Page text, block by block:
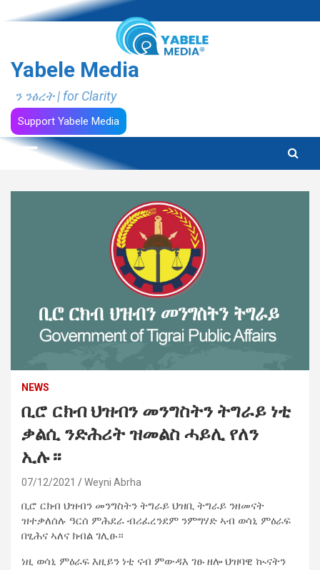
to
Yabele Media
ን ንፅረት | for Clarity
Support Yabele Media
NEWS
ቢሮ ርክብ ህዝብን መንግስትን ትግራይ ነቲ
ቃልሲ ንድሕሪት ዝመልስ ሓይሊ የለን
ኢሉ።
07/12/2021 Weyni Abrha
ቢሮ ርክብ ህዝብን መንግስትን ትግራይ ህዝቢ ትግራይ ንዘመናት
ዝተቃለሰሉ ዓርሰ ምሕደራ ብሪፈረንደም ንምግሃድ ኣብ ወሳኒ ምዕራፍ
በፂሕና ኣለና ክብል ገሊፁ።
ነዚ ወሳኒ ምዕራፍ እዚይን ነቲ ናብ ምውዳእ ገፁ ዘሎ ህዝባዊ ኲናትን